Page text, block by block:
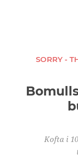
SORRY -
Kofta i